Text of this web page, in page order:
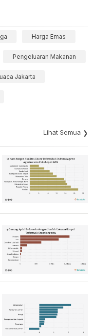
Harga Emas
Pengeluaran Makanan
Jakarta
Lihat Semua